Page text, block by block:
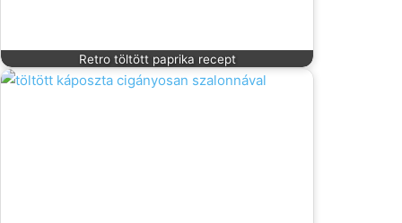
Retro töltött paprika recept